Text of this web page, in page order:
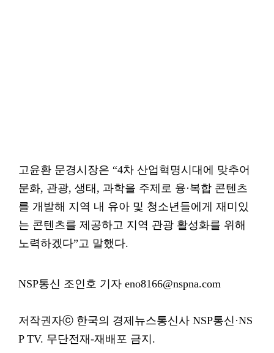
고윤환 문경시장은 “4차 산업혁명시대에 맞추어
문화, 관광, 생태, 과학을 주제로 융·복합 콘텐츠
를 개발해 지역 내 유아 및 청소년들에게 재미있
는 콘텐츠를 제공하고 지역 관광 활성화를 위해
노력하겠다”고 말했다.
NSP통신 조인호 기자 eno8166@nspna.com
저작권자ⓒ 한국의 경제뉴스통신사 NSP통신·NS
P TV. 무단전재-재배포 금지.